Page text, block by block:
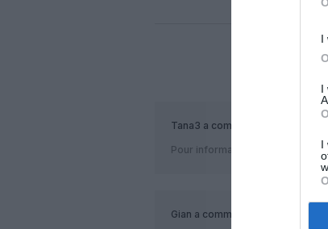
I
I
I
Tana3 a commenté :
Pour information : les
Gian a commenté :